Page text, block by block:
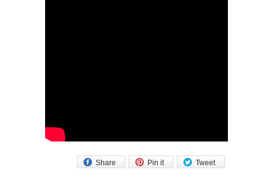
Tweet
Pin it
Share